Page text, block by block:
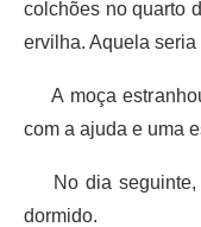
colchões no quarto
ervilha. Aquela seria
A moça
com a ajuda e uma
No dia seguinte,
dormido.